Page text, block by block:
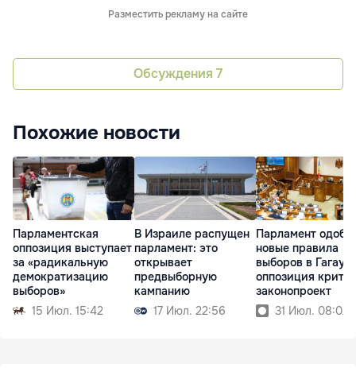
Разместить рекламу на сайте
Обсуждения 7
Похожие новости
Парламентская
оппозиция выступает
за «радикальную
демократизацию
выборов»
15 Июл. 15:42
В Израиле распущен
парламент: это
открывает
предвыборную
кампанию
17 Июл. 22:56
Парламент
новые правила
выборов в
оппозиция
законопроект
31 Июл. 08:02